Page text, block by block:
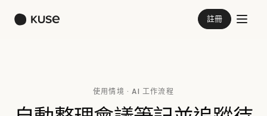
註冊
使用情境 · AI 工作流程